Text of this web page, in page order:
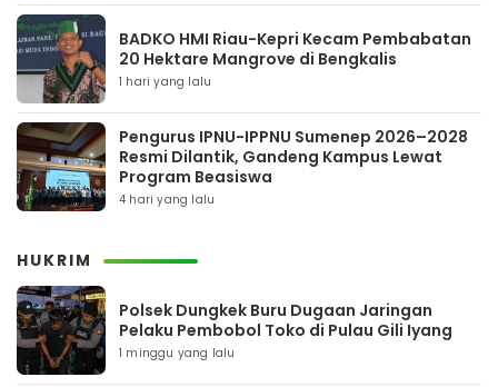
BADKO HMI Riau-Kepri Kecam Pembabatan
20 Hektare Mangrove di Bengkalis
1 hari yang lalu
Pengurus IPNU-IPPNU Sumenep 2026–2028
Resmi Dilantik, Gandeng Kampus Lewat
Program Beasiswa
4 hari yang lalu
HUKRIM
Polsek Dungkek Buru Dugaan Jaringan
Pelaku Pembobol Toko di Pulau Gili Iyang
1 minggu yang lalu